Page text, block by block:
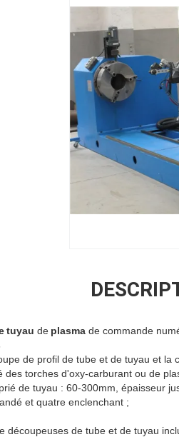
tuyau de plasma de commande
de profil de tube et de tuyau et la
des torches d'oxy-carburant ou de
de tuyau : 60-300mm, épaisseur
et quatre enclenchant ;
découpeuses de tube et de tuyau